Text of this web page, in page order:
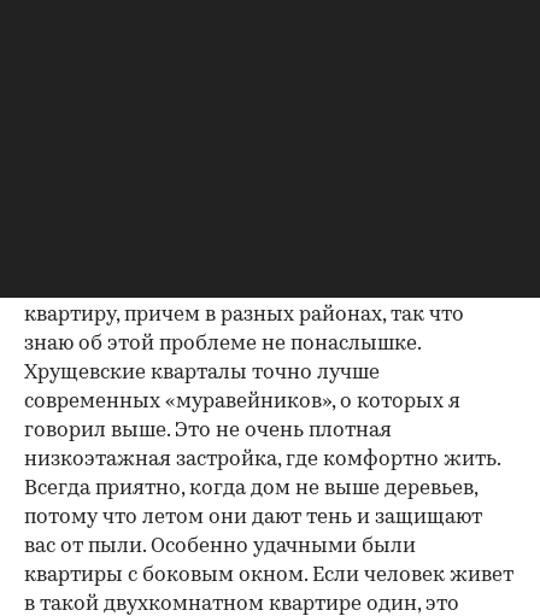
квартиру, причем в разных районах, так что
знаю об этой проблеме не понаслышке.
Хрущевские кварталы точно лучше
современных «муравейников», о которых я
говорил выше. Это не очень плотная
низкоэтажная застройка, где комфортно жить.
Всегда приятно, когда дом не выше деревьев,
потому что летом они дают тень и защищают
вас от пыли. Особенно удачными были
квартиры с боковым окном. Если человек живет
в такой двухкомнатном квартире один, это